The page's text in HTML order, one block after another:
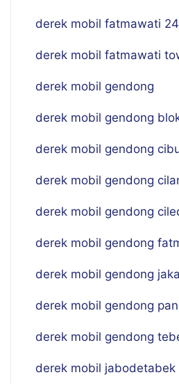
derek mobil fatmawati
derek mobil fatmawati
derek mobil gendong
derek mobil gendong
derek mobil gendong
derek mobil gendong
derek mobil gendong
derek mobil gendong
derek mobil gendong
derek mobil gendong
derek mobil gendong
derek mobil jabodetabek